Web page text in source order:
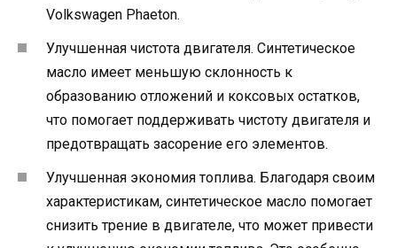
Volkswagen Phaeton.
Улучшенная чистота двигателя. Синтетическое
масло имеет меньшую склонность к
образованию отложений и коксовых остатков,
что помогает поддерживать чистоту двигателя и
предотвращать засорение его элементов.
Улучшенная экономия топлива. Благодаря своим
характеристикам, синтетическое масло помогает
снизить трение в двигателе, что может привести